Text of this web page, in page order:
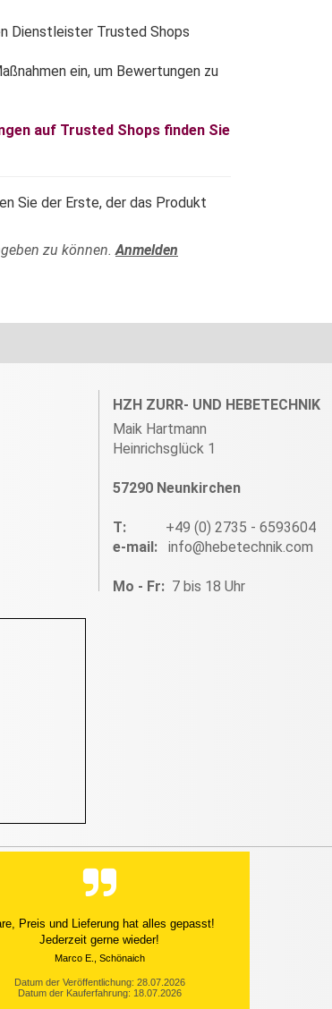
Dienstleister Trusted Shops
ein, um Bewertungen zu
auf Trusted Shops finden Sie
Sie der Erste, der das Produkt
zu können.Anmelden
HZH ZURR- UND HEBETECHNIK
Maik Hartmann
Heinrichsglück 1
57290 Neunkirchen
T: +49 (0) 2735 - 6593604
e-mail: info@hebetechnik.com
Mo - Fr: 7 bis 18 Uhr
Preis und Lieferung hat alles gepasst!
Jederzeit gerne wieder!
Marco E., Schönaich
Datum der Veröffentlichung: 28.07.2026
Datum der Kauferfahrung: 18.07.2026